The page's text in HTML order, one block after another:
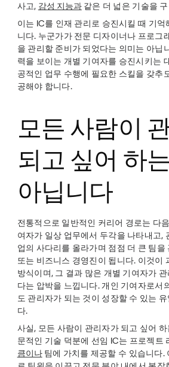
사고, 감성 지능과같은 더 넓은 기술을
이는 IC를 인재 관리로 승진시킬 때 기억
니다. 누군가가 전문 디자이너나 프로그
을 관리할 준비가 되었다는 의미는 아닙
력을 보이는 개별 기여자를 승진시키는
공적인 업무 수행에 필요한 스킬을 갖추
공해야 합니다.
모든 사람이
되고 싶어 하
아닙니다
전통적으로 일반적인 커리어 경로는 다
여자가 일상 업무에서 두각을 나타내고,
업의 사다리를 올라가며 점점 더 큰 팀을
또는 비즈니스 경영진이 됩니다. 이것이
방식이며, 그 결과 많은 개별 기여자가
다는 압박을 느낍니다. 개인 기여자로서
도 관리자가 되는 것이 성장할 수 있는
다.
사실, 모든 사람이 관리자가 되고 싶어
문적인 기술 덕분에 선임 IC는 프로젝트
큼이나팀에 가치를 제공할 수 있습니다.